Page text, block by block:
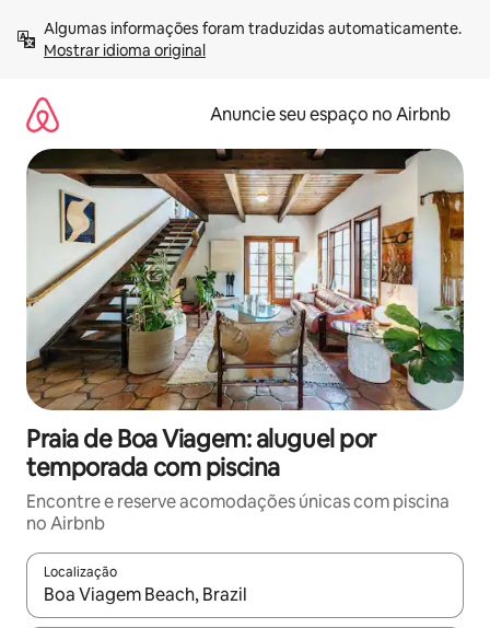
para
Mostrar idioma original
Anuncie seu espaço no Airbnb
Praia de Boa Viagem: aluguel por
temporada com piscina
Encontre e reserve acomodações únicas com piscina
no Airbnb
Localização
Quando os resultados estiverem disponíveis, explore-os